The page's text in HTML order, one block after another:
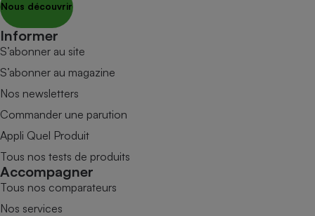
Nous découvrir
Informer
S’abonner au site
S’abonner au magazine
Nos newsletters
Commander une parution
Appli Quel Produit
Tous nos tests de produits
Accompagner
Tous nos comparateurs
Nos services